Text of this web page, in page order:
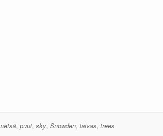
, puut, sky, Snowden, taivas, trees